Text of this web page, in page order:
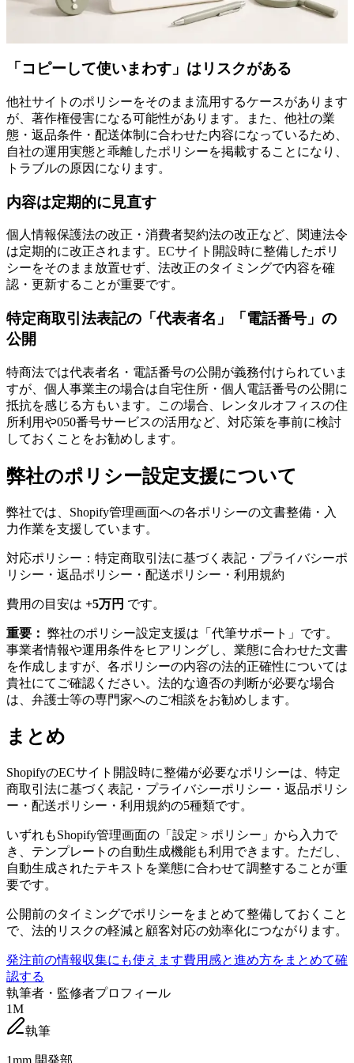
「コピーして使いまわす」はリスクがある
他社サイトのポリシーをそのまま流用するケースがあります
が、著作権侵害になる可能性があります。また、他社の業
態・返品条件・配送体制に合わせた内容になっているため、
自社の運用実態と乖離したポリシーを掲載することになり、
トラブルの原因になります。
内容は定期的に見直す
個人情報保護法の改正・消費者契約法の改正など、関連法令
は定期的に改正されます。ECサイト開設時に整備したポリ
シーをそのまま放置せず、法改正のタイミングで内容を確
認・更新することが重要です。
特定商取引法表記の「代表者名」「電話番号」の
公開
特商法では代表者名・電話番号の公開が義務付けられていま
すが、個人事業主の場合は自宅住所・個人電話番号の公開に
抵抗を感じる方もいます。この場合、レンタルオフィスの住
所利用や050番号サービスの活用など、対応策を事前に検討
しておくことをお勧めします。
弊社のポリシー設定支援について
弊社では、Shopify管理画面への各ポリシーの文書整備・入
力作業を支援しています。
対応ポリシー：特定商取引法に基づく表記・プライバシーポ
リシー・返品ポリシー・配送ポリシー・利用規約
費用の目安は +5万円 です。
重要： 弊社のポリシー設定支援は「代筆サポート」です。
事業者情報や運用条件をヒアリングし、業態に合わせた文書
を作成しますが、各ポリシーの内容の法的正確性については
貴社にてご確認ください。法的な適否の判断が必要な場合
は、弁護士等の専門家へのご相談をお勧めします。
まとめ
ShopifyのECサイト開設時に整備が必要なポリシーは、特定
商取引法に基づく表記・プライバシーポリシー・返品ポリシ
ー・配送ポリシー・利用規約の5種類です。
いずれもShopify管理画面の「設定 > ポリシー」から入力で
き、テンプレートの自動生成機能も利用できます。ただし、
自動生成されたテキストを業態に合わせて調整することが重
要です。
公開前のタイミングでポリシーをまとめて整備しておくこと
で、法的リスクの軽減と顧客対応の効率化につながります。
発注前の情報収集にも使えます費用感と進め方をまとめて確
認する
執筆者・監修者プロフィール
1M
執筆